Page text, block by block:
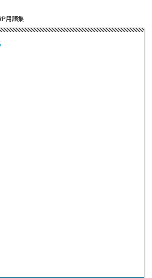
用語集